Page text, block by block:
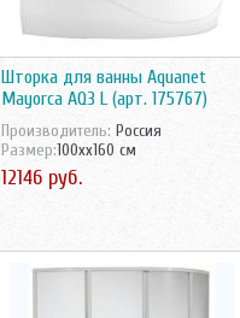
Шторка для ванны Aquanet
Mayorca AQ3 L (арт. 175767)
Производитель: Россия
Размер:100xx160 см
12146 руб.